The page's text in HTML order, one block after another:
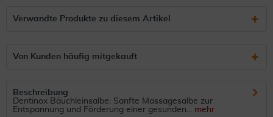
Verwandte Produkte zu diesem Artikel
Von Kunden häufig mitgekauft
Beschreibung
Dentinox Bäuchleinsalbe: Sanfte Massagesalbe zur
Entspannung und Förderung einer gesunden... mehr